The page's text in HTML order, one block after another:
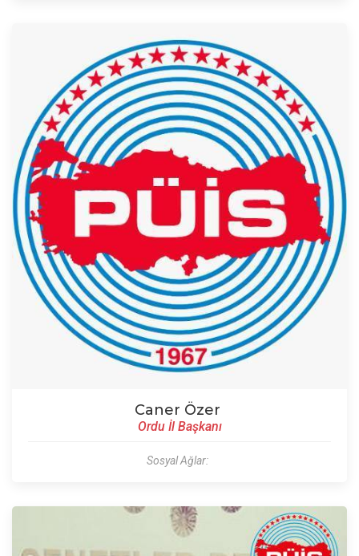
Caner Özer
Ordu İl Başkanı
Sosyal Ağlar: